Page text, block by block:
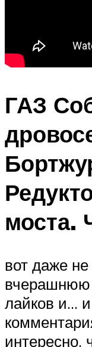
ГАЗ
моста.
вот даже
вчерашнюю
лайков и…
интересно,